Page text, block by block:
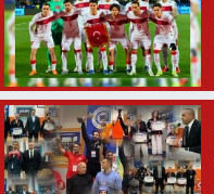
Yüzme